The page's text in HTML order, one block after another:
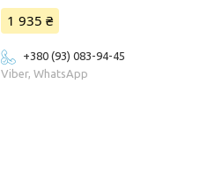
1 935 ₴
+380 (93) 083-94-45
Viber, WhatsApp